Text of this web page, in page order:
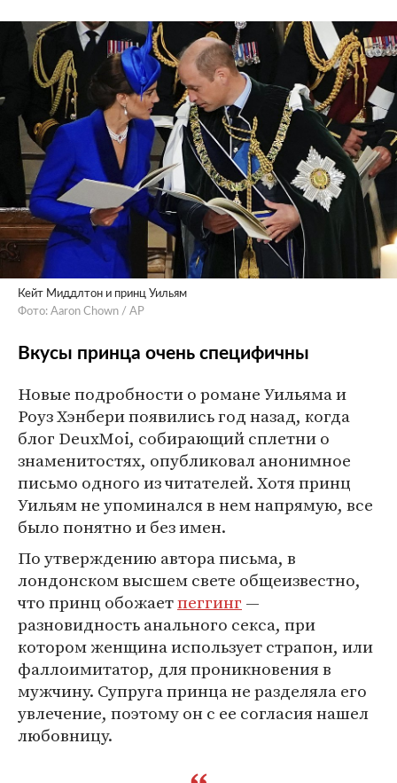
Кейт Миддлтон и принц Уильям
Фото: Aaron Chown / AP
Вкусы принца очень специфичны
Новые подробности о романе Уильяма и
Роуз Хэнбери появились год назад, когда
блог DeuxMoi, собирающий сплетни о
знаменитостях, опубликовал анонимное
письмо одного из читателей. Хотя принц
Уильям не упоминался в нем напрямую, все
было понятно и без имен.
По утверждению автора письма, в
лондонском высшем свете общеизвестно,
что принц обожаетпеггинг —
разновидность анального секса, при
котором женщина использует страпон, или
фаллоимитатор, для проникновения в
мужчину. Супруга принца не разделяла его
увлечение, поэтому он с ее согласия нашел
любовницу.